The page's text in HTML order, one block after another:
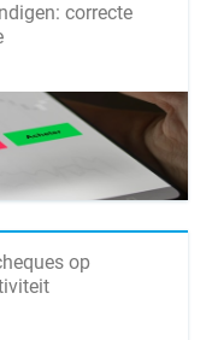
correcte
op